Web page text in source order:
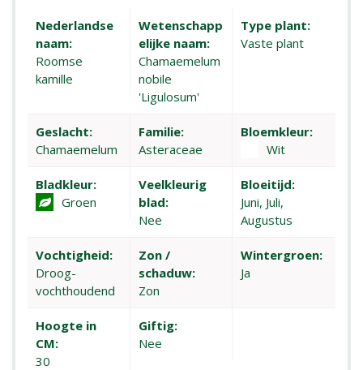
Nederlandse
naam:
Roomse
kamille
Wetenschapp
elijke naam:
Chamaemelum
nobile
'Ligulosum'
Type plant:
Vaste plant
Geslacht:
Chamaemelum
Familie:
Asteraceae
Bloemkleur:
Wit
Bladkleur:
Groen
Veelkleurig
blad:
Nee
Bloeitijd:
Juni, Juli,
Augustus
Vochtigheid:
Droog-
vochthoudend
Zon /
schaduw:
Zon
Wintergroen:
Ja
Hoogte in
CM:
30
Giftig:
Nee